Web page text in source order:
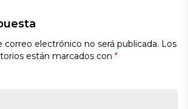
correo electrónico no será publicada. Los
están marcados con *